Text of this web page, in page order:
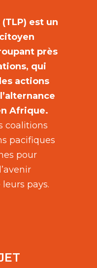
est un
près
qui
actions
Afrique.
coalitions
pacifiques
pour
pays.